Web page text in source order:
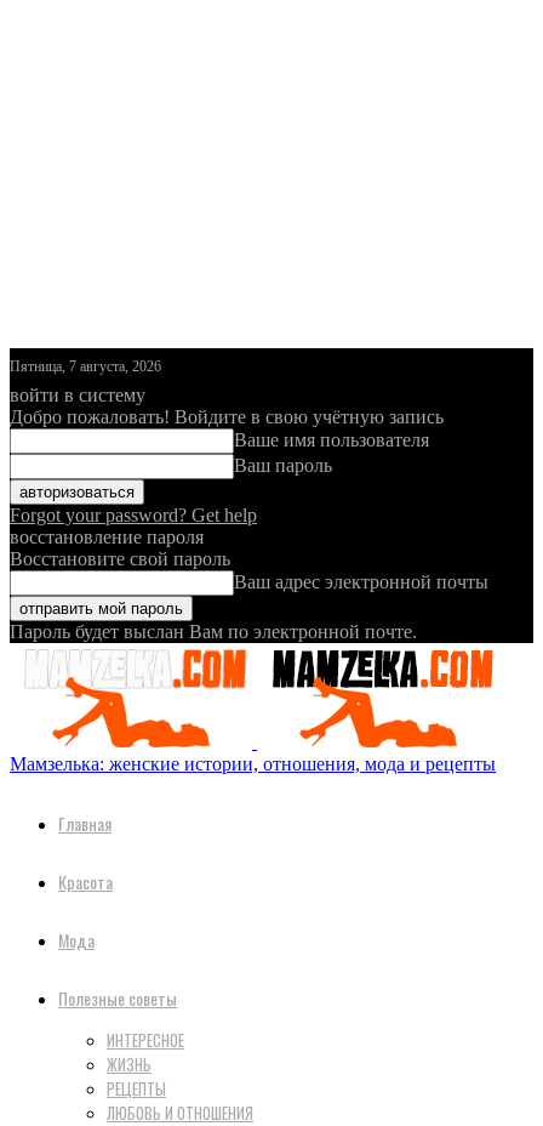
Пятница, 7 августа, 2026
войти в систему
Добро пожаловать! Войдите в свою учётную запись
Ваше имя пользователя
Ваш пароль
Forgot your password? Get help
восстановление пароля
Восстановите свой пароль
Ваш адрес электронной почты
Пароль будет выслан Вам по электронной почте.
Мамзелька: женские истории, отношения, мода и рецепты
Главная
Красота
Мода
Полезные советы
ИНТЕРЕСНОЕ
ЖИЗНЬ
РЕЦЕПТЫ
ЛЮБОВЬ И ОТНОШЕНИЯ